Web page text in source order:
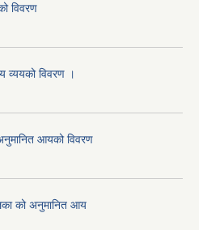
विवरण
व्ययको विवरण ।
आयको विवरण
को अनुमानित आय